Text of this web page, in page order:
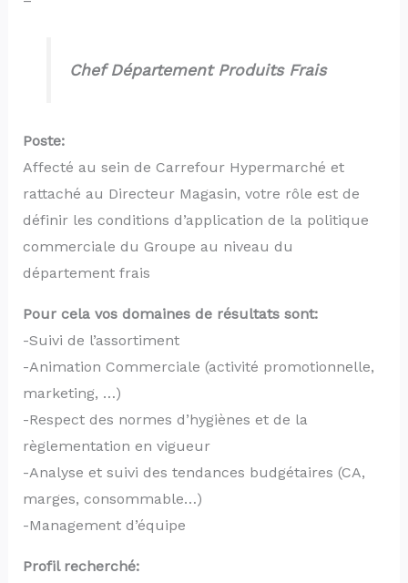
Chef Département Produits Frais
Poste:
Affecté au sein de Carrefour Hypermarché et
rattaché au Directeur Magasin, votre rôle est de
définir les conditions d’application de la politique
commerciale du Groupe au niveau du
département frais
Pour cela vos domaines de résultats sont:
-Suivi de l’assortiment
-Animation Commerciale (activité promotionnelle,
marketing, …)
-Respect des normes d’hygiènes et de la
règlementation en vigueur
-Analyse et suivi des tendances budgétaires (CA,
marges, consommable…)
-Management d’équipe
Profil recherché: